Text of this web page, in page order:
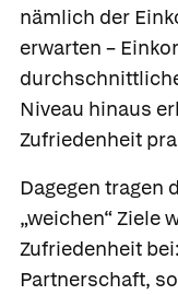
nämlich der
erwarten –
Niveau hinaus
Zufriedenheit
Dagegen tragen
„weichen“ Ziele
Zufriedenheit
Partnerschaft,